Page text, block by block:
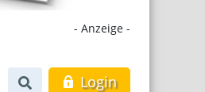
- Anzeige -
Login